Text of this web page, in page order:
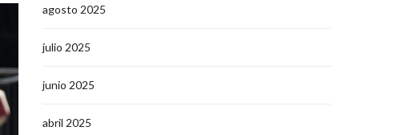
agosto 2025
julio 2025
junio 2025
abril 2025